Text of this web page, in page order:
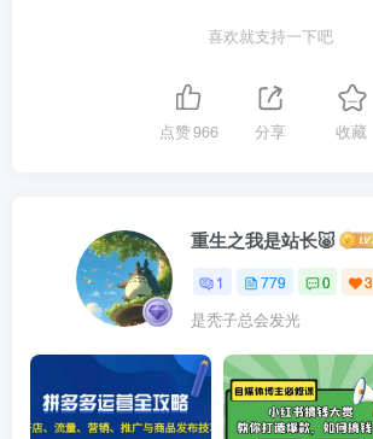
喜欢就支持一下吧
点赞966 分享 收藏
重生之我是站长🐷
1 779 0 3
是秃子总会发光